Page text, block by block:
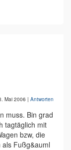
Mai 2006 | Antworten
muss. Bin grad
tagtäglich mit
bzw, die
Fußg&auml